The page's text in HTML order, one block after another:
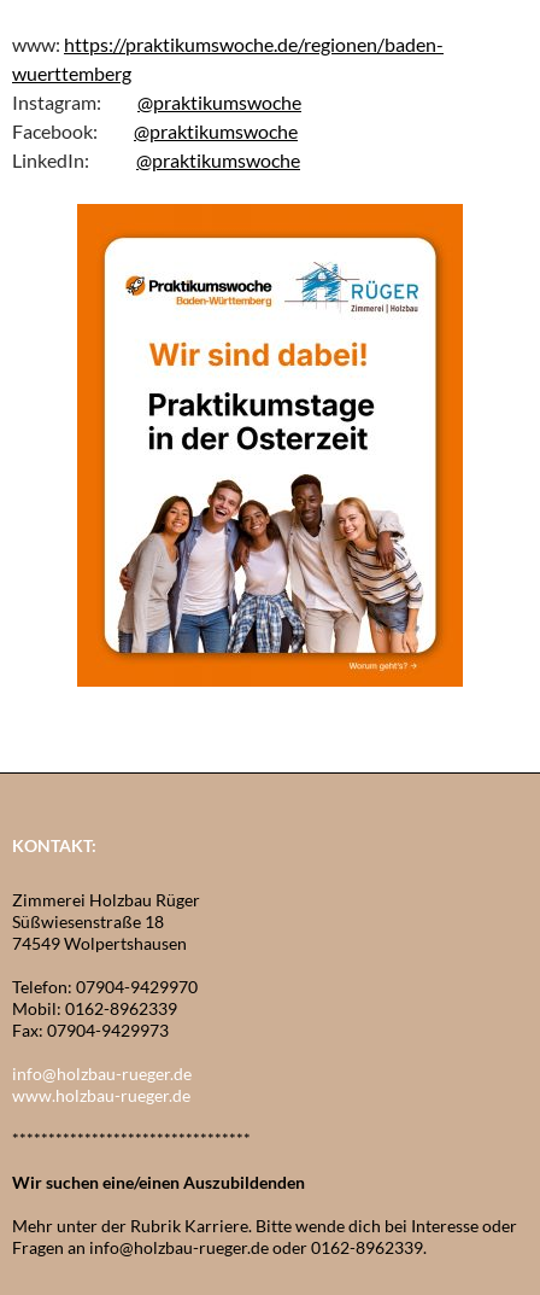
www: https://praktikumswoche.de/regionen/baden-
wuerttemberg
Instagram: @praktikumswoche
Facebook: @praktikumswoche
LinkedIn: @praktikumswoche
KONTAKT:
Zimmerei Holzbau Rüger
Süßwiesenstraße 18
74549 Wolpertshausen
Telefon: 07904-9429970
Mobil: 0162-8962339
Fax: 07904-9429973
info@holzbau-rueger.de
www.holzbau-rueger.de
*********************************
Wir suchen eine/einen Auszubildenden
Mehr unter der Rubrik Karriere. Bitte wende dich bei Interesse oder
Fragen an info@holzbau-rueger.de oder 0162-8962339.